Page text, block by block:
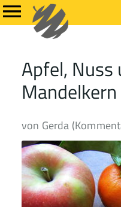
Apfel, Nuss
Mandelkern
von Gerda